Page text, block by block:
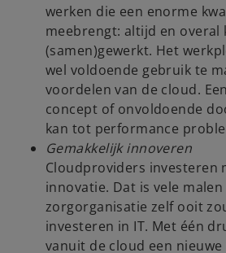
werken die een enorme
meebrengt: altijd en overal
(samen)gewerkt. Het
wel voldoende gebruik te
voordelen van de cloud.
concept of onvoldoende
kan tot performance
Gemakkelijk innoveren
Cloudproviders investeren
innovatie. Dat is vele
zorgorganisatie zelf ooit
investeren in IT. Met één
vanuit de cloud een